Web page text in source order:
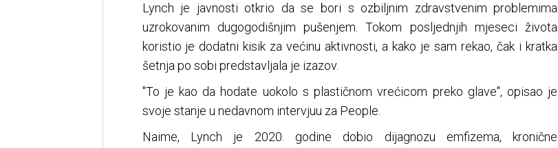
Lynch je javnosti otkrio da se bori s ozbiljnim zdravstvenim problemima
uzrokovanim dugogodišnjim pušenjem. Tokom posljednjih mjeseci života
koristio je dodatni kisik za većinu aktivnosti, a kako je sam rekao, čak i kratka
šetnja po sobi predstavljala je izazov.
"To je kao da hodate uokolo s plastičnom vrećicom preko glave", opisao je
svoje stanje u nedavnom intervjuu za People.
Naime, Lynch je 2020. godine dobio dijagnozu emfizema, kronične